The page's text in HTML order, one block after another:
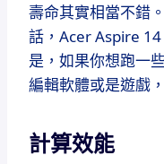
壽命其實相當不錯
話，Acer Aspire
是，如果你想跑一
編輯軟體或是遊戲
計算效能